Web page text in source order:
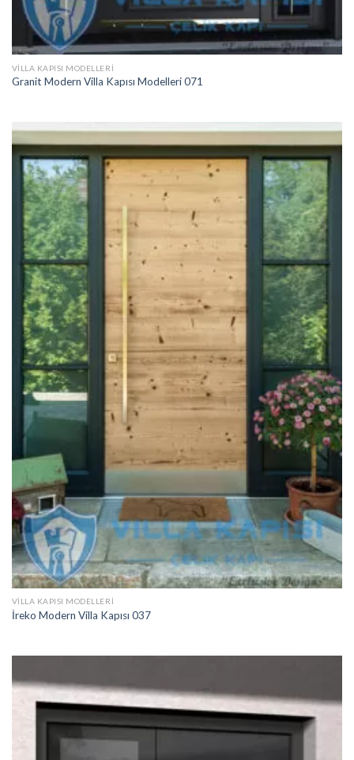
VILLA KAPISI MODELLERI
Granit Modern Villa Kapısı Modelleri 071
VILLA KAPISI MODELLERI
İreko Modern Villa Kapısı 037